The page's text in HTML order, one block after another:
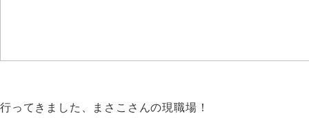
行ってきました、まさこさんの現職場！